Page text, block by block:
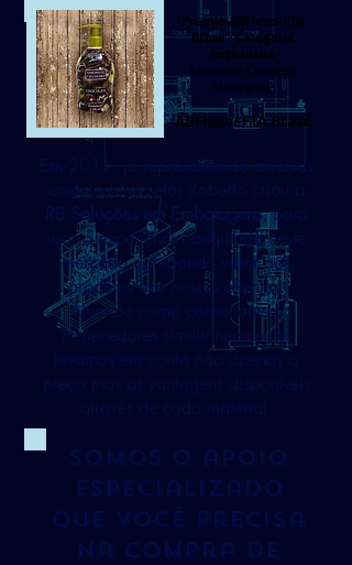
Prêmio ABFlexo/FTA
Brasil - Categoria
Reticulado
Sabonete Cremoso
Mahogany
ABFlexo/ FTA Brasil
Em 2011, já representando diversas
empresas no setor Roberto criou a
RB Soluções em Embalagens, para
usar a experiência adquirida neste
mercado agregando valor aos
produtos dos nossos clientes.
Atuando como consultores e
fornecedores simultaneamente,
levamos em conta não apenas o
preço mas as vantagens disponíveis
através de cada material.
Somos o apoio
especializado
que você precisa
na compra de